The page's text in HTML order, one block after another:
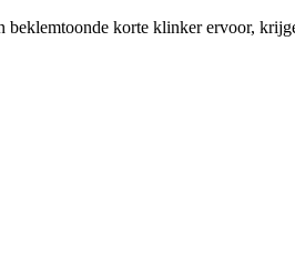
beklemtoonde korte klinker ervoor,